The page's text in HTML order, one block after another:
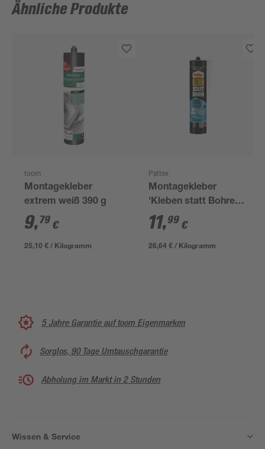
Ähnliche Produkte
toom
Montagekleber
extrem weiß 390 g
9,79 €
25,10 € / Kilogramm
Pattex
Montagekleber
'Kleben statt Bohren'
weiß 450 g
11,99 €
26,64 € / Kilogramm
5 Jahre Garantie auf toom Eigenmarken
Sorglos, 90 Tage Umtauschgarantie
Abholung im Markt in 2 Stunden
Wissen & Service